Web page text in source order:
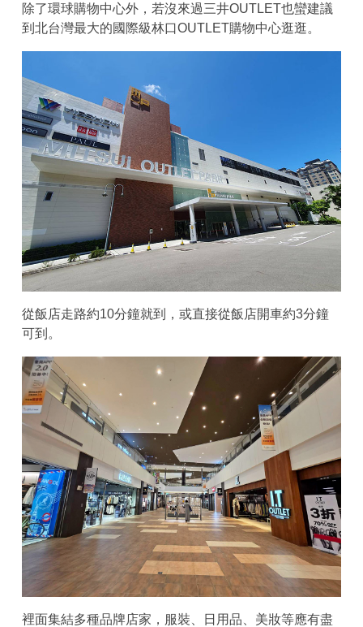
除了環球購物中心外，若沒來過三井OUTLET也蠻建議
到北台灣最大的國際級林口OUTLET購物中心逛逛。
從飯店走路約10分鐘就到，或直接從飯店開車約3分鐘
可到。
裡面集結多種品牌店家，服裝、日用品、美妝等應有盡